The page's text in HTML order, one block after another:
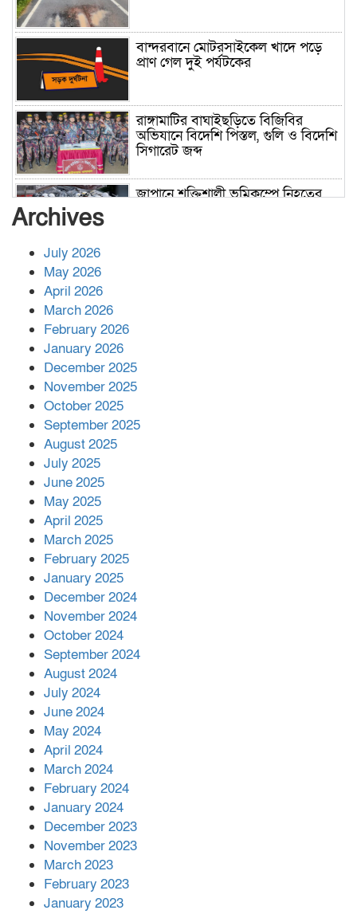
বান্দরবানে মোটরসাইকেল খাদে পড়ে
প্রাণ গেল দুই পর্যটকের
রাঙ্গামাটির বাঘাইছড়িতে বিজিবির
অভিযানে বিদেশি পিস্তল, গুলি ও বিদেশি
সিগারেট জব্দ
জাপানে শক্তিশালী ভূমিকম্পে নিহতের
পর ফোন তারেক রহমানের,গ্যাস সঙ্কট
সহায়তা দিলেন সাচিং প্রু জেরী
Archives
July 2026
May 2026
April 2026
March 2026
February 2026
January 2026
December 2025
November 2025
October 2025
September 2025
August 2025
July 2025
June 2025
May 2025
April 2025
March 2025
February 2025
January 2025
December 2024
November 2024
October 2024
September 2024
August 2024
July 2024
June 2024
May 2024
April 2024
March 2024
February 2024
January 2024
December 2023
November 2023
March 2023
February 2023
January 2023